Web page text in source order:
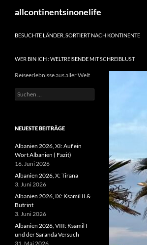
Inhaltallcontinentsinonelife
BESUCHTE LÄNDER, SORTIERT NACH KONTINENTE
WER BIN ICH : WELTREISENDE MIT SCHREIBLUST
Reiseerlebnisse aus aller Welt
Suchen
nach:
NEUESTE BEITRÄGE
Albanien 2026, XI: Auf ein
Wort Albanien ( Fazit)
16. Juni 2026
Albanien 2026, X: Tirana
3. Juni 2026
Albanien 2026, IX: Ksamil II &
Butrint
3. Juni 2026
Albanien 2026, VIII: Ksamil I
und der Saranda Versuch
31. Mai 2026